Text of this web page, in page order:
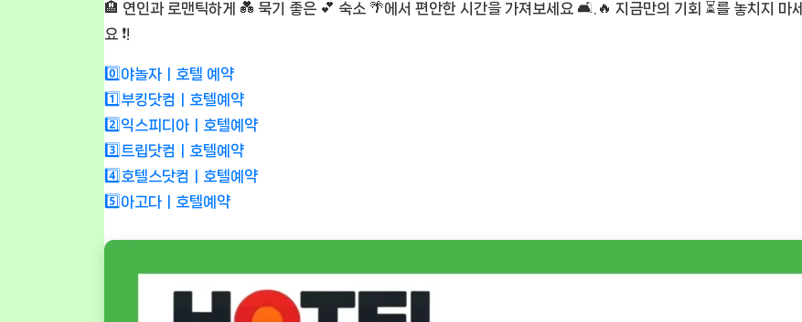
🏨 연인과 로맨틱하게 💑 묵기 좋은 💕 숙소 🌴에서 편안한 시간을 가져보세요 🛋️.🔥 지금만의 기회 ⏳를 놓치지 마세
요 ❗!
0️⃣야놀자ㅣ호텔 예약
1️⃣부킹닷컴ㅣ호텔예약
2️⃣익스피디아ㅣ호텔예약
3️⃣트립닷컴ㅣ호텔예약
4️⃣호텔스닷컴ㅣ호텔예약
5️⃣아고다ㅣ호텔예약